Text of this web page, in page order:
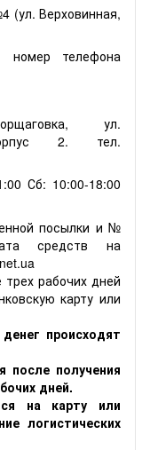
(ул. Верховинная,
номер телефона
ул.
2. тел.
Сб: 10:00-18:00
посылки и №
средств на
рабочих дней
карту или
происходят
после получения
дней.
на карту или
логистических